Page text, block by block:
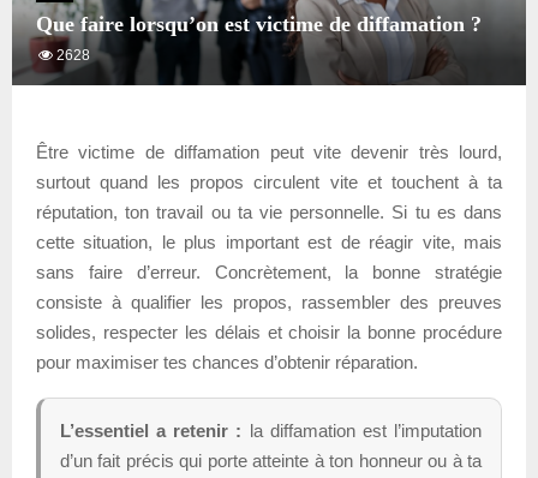
Que faire lorsqu’on est victime de diffamation ?
2628
Être victime de diffamation peut vite devenir très lourd,
surtout quand les propos circulent vite et touchent à ta
réputation, ton travail ou ta vie personnelle. Si tu es dans
cette situation, le plus important est de réagir vite, mais
sans faire d’erreur. Concrètement, la bonne stratégie
consiste à qualifier les propos, rassembler des preuves
solides, respecter les délais et choisir la bonne procédure
pour maximiser tes chances d’obtenir réparation.
L’essentiel a retenir : la diffamation est l’imputation
d’un fait précis qui porte atteinte à ton honneur ou à ta